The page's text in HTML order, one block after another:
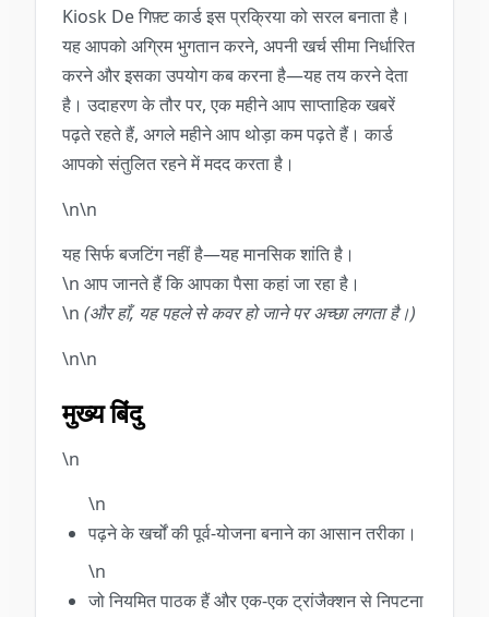
Kiosk De गिफ़्ट कार्ड इस प्रक्रिया को सरल बनाता है।
यह आपको अग्रिम भुगतान करने, अपनी खर्च सीमा निर्धारित
करने और इसका उपयोग कब करना है—यह तय करने देता
है। उदाहरण के तौर पर, एक महीने आप साप्ताहिक खबरें
पढ़ते रहते हैं, अगले महीने आप थोड़ा कम पढ़ते हैं। कार्ड
आपको संतुलित रहने में मदद करता है।
\n\n
यह सिर्फ बजटिंग नहीं है—यह मानसिक शांति है।
\n आप जानते हैं कि आपका पैसा कहां जा रहा है।
\n (और हाँ, यह पहले से कवर हो जाने पर अच्छा लगता है।)
\n\n
मुख्य बिंदु
\n
\n
पढ़ने के खर्चों की पूर्व-योजना बनाने का आसान तरीका।
\n
जो नियमित पाठक हैं और एक-एक ट्रांजैक्शन से निपटना